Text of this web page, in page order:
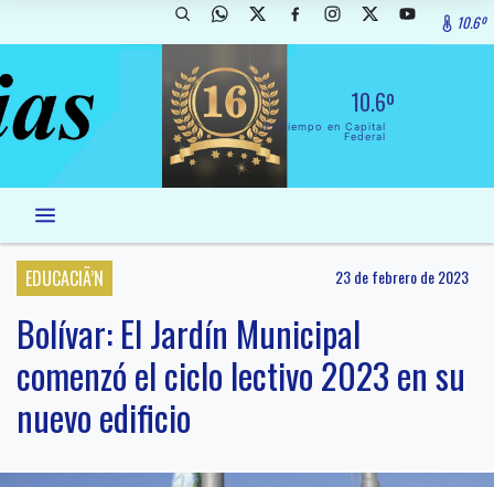
10.6º
10.6º
El Tiempo en Capital
Federal
EDUCACIÃ’N 23 de febrero de 2023
Bolívar: El Jardín Municipal
comenzó el ciclo lectivo 2023 en su
nuevo edificio